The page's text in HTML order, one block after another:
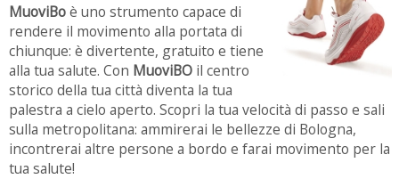
MuoviBoè uno strumento capace di
rendere il movimento alla portata di
chiunque: è divertente, gratuito e tiene
alla tua salute. Con MuoviBO il centro
storico della tua città diventa la tua
palestra a cielo aperto. Scopri la tua velocità di passo e sali
sulla metropolitana: ammirerai le bellezze di Bologna,
incontrerai altre persone a bordo e farai movimento per la
tua salute!